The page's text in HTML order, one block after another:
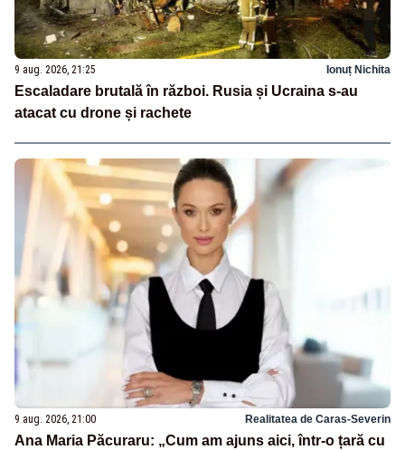
9 aug. 2026, 21:25 Ionuț Nichita
Escaladare brutală în război. Rusia și Ucraina s-au
atacat cu drone și rachete
9 aug. 2026, 21:00 Realitatea de Caras-Severin
Ana Maria Păcuraru: „Cum am ajuns aici, într-o țară cu